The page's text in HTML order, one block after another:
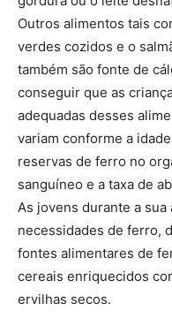
Outros alimentos tais
verdes cozidos e o
também são fonte de
conseguir que as
adequadas desses
variam conforme a
reservas de ferro no
sanguíneo e a taxa de
As jovens durante a
necessidades de ferro,
fontes alimentares de
cereais enriquecidos
ervilhas secos.